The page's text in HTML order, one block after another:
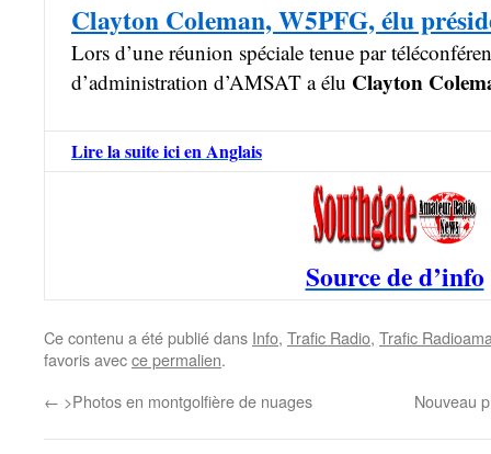
Clayton Coleman, W5PFG, élu
Lors d’une réunion spéciale tenue par
d’administration d’AMSAT a élu Clayton
Lire la suite ici en Anglais
Source de d’info
Ce contenu a été publié dans Info, Trafic Radio, Trafic
favoris avecce permalien.
← >Photos en montgolfière de nuages Nouveau